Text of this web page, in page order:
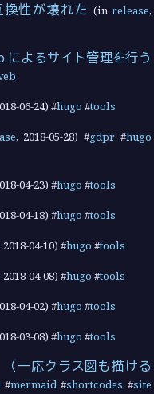
性が壊れた (in release,
によるサイト管理を行う
06-24) #hugo #tools
, 2018-05-28) #gdpr #hugo
04-23) #hugo #tools
04-18) #hugo #tools
2018-04-10) #hugo #tools
2018-04-08) #hugo #tools
04-02) #hugo #tools
03-08) #hugo #tools
一応クラス図も描ける
#mermaid#shortcodes #site